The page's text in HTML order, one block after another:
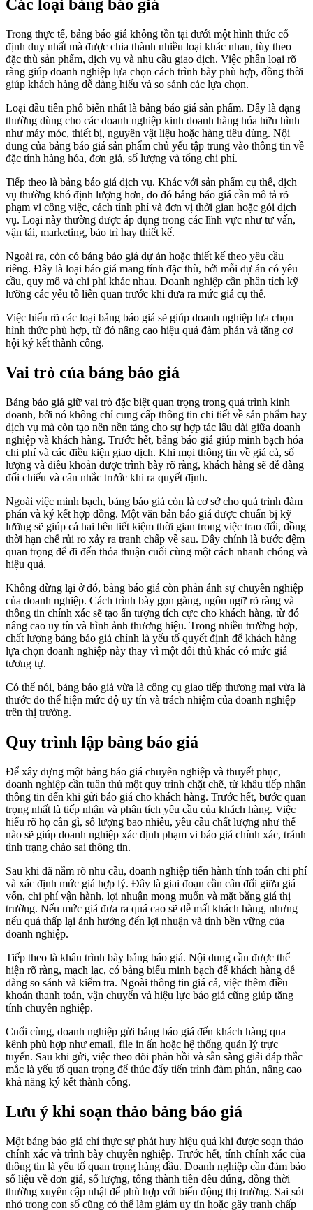
Các loại bảng báo giá
Trong thực tế, bảng báo giá không tồn tại dưới một hình thức cố
định duy nhất mà được chia thành nhiều loại khác nhau, tùy theo
đặc thù sản phẩm, dịch vụ và nhu cầu giao dịch. Việc phân loại rõ
ràng giúp doanh nghiệp lựa chọn cách trình bày phù hợp, đồng thời
giúp khách hàng dễ dàng hiểu và so sánh các lựa chọn.
Loại đầu tiên phổ biến nhất là bảng báo giá sản phẩm. Đây là dạng
thường dùng cho các doanh nghiệp kinh doanh hàng hóa hữu hình
như máy móc, thiết bị, nguyên vật liệu hoặc hàng tiêu dùng. Nội
dung của bảng báo giá sản phẩm chủ yếu tập trung vào thông tin về
đặc tính hàng hóa, đơn giá, số lượng và tổng chi phí.
Tiếp theo là bảng báo giá dịch vụ. Khác với sản phẩm cụ thể, dịch
vụ thường khó định lượng hơn, do đó bảng báo giá cần mô tả rõ
phạm vi công việc, cách tính phí và đơn vị thời gian hoặc gói dịch
vụ. Loại này thường được áp dụng trong các lĩnh vực như tư vấn,
vận tải, marketing, bảo trì hay thiết kế.
Ngoài ra, còn có bảng báo giá dự án hoặc thiết kế theo yêu cầu
riêng. Đây là loại báo giá mang tính đặc thù, bởi mỗi dự án có yêu
cầu, quy mô và chi phí khác nhau. Doanh nghiệp cần phân tích kỹ
lưỡng các yếu tố liên quan trước khi đưa ra mức giá cụ thể.
Việc hiểu rõ các loại bảng báo giá sẽ giúp doanh nghiệp lựa chọn
hình thức phù hợp, từ đó nâng cao hiệu quả đàm phán và tăng cơ
hội ký kết thành công.
Vai trò của bảng báo giá
Bảng báo giá giữ vai trò đặc biệt quan trọng trong quá trình kinh
doanh, bởi nó không chỉ cung cấp thông tin chi tiết về sản phẩm hay
dịch vụ mà còn tạo nên nền tảng cho sự hợp tác lâu dài giữa doanh
nghiệp và khách hàng. Trước hết, bảng báo giá giúp minh bạch hóa
chi phí và các điều kiện giao dịch. Khi mọi thông tin về giá cả, số
lượng và điều khoản được trình bày rõ ràng, khách hàng sẽ dễ dàng
đối chiếu và cân nhắc trước khi ra quyết định.
Ngoài việc minh bạch, bảng báo giá còn là cơ sở cho quá trình đàm
phán và ký kết hợp đồng. Một văn bản báo giá được chuẩn bị kỹ
lưỡng sẽ giúp cả hai bên tiết kiệm thời gian trong việc trao đổi, đồng
thời hạn chế rủi ro xảy ra tranh chấp về sau. Đây chính là bước đệm
quan trọng để đi đến thỏa thuận cuối cùng một cách nhanh chóng và
hiệu quả.
Không dừng lại ở đó, bảng báo giá còn phản ánh sự chuyên nghiệp
của doanh nghiệp. Cách trình bày gọn gàng, ngôn ngữ rõ ràng và
thông tin chính xác sẽ tạo ấn tượng tích cực cho khách hàng, từ đó
nâng cao uy tín và hình ảnh thương hiệu. Trong nhiều trường hợp,
chất lượng bảng báo giá chính là yếu tố quyết định để khách hàng
lựa chọn doanh nghiệp này thay vì một đối thủ khác có mức giá
tương tự.
Có thể nói, bảng báo giá vừa là công cụ giao tiếp thương mại vừa là
thước đo thể hiện mức độ uy tín và trách nhiệm của doanh nghiệp
trên thị trường.
Quy trình lập bảng báo giá
Để xây dựng một bảng báo giá chuyên nghiệp và thuyết phục,
doanh nghiệp cần tuân thủ một quy trình chặt chẽ, từ khâu tiếp nhận
thông tin đến khi gửi báo giá cho khách hàng. Trước hết, bước quan
trọng nhất là tiếp nhận và phân tích yêu cầu của khách hàng. Việc
hiểu rõ họ cần gì, số lượng bao nhiêu, yêu cầu chất lượng như thế
nào sẽ giúp doanh nghiệp xác định phạm vi báo giá chính xác, tránh
tình trạng chào sai thông tin.
Sau khi đã nắm rõ nhu cầu, doanh nghiệp tiến hành tính toán chi phí
và xác định mức giá hợp lý. Đây là giai đoạn cần cân đối giữa giá
vốn, chi phí vận hành, lợi nhuận mong muốn và mặt bằng giá thị
trường. Nếu mức giá đưa ra quá cao sẽ dễ mất khách hàng, nhưng
nếu quá thấp lại ảnh hưởng đến lợi nhuận và tính bền vững của
doanh nghiệp.
Tiếp theo là khâu trình bày bảng báo giá. Nội dung cần được thể
hiện rõ ràng, mạch lạc, có bảng biểu minh bạch để khách hàng dễ
dàng so sánh và kiểm tra. Ngoài thông tin giá cả, việc thêm điều
khoản thanh toán, vận chuyển và hiệu lực báo giá cũng giúp tăng
tính chuyên nghiệp.
Cuối cùng, doanh nghiệp gửi bảng báo giá đến khách hàng qua
kênh phù hợp như email, file in ấn hoặc hệ thống quản lý trực
tuyến. Sau khi gửi, việc theo dõi phản hồi và sẵn sàng giải đáp thắc
mắc là yếu tố quan trọng để thúc đẩy tiến trình đàm phán, nâng cao
khả năng ký kết thành công.
Lưu ý khi soạn thảo bảng báo giá
Một bảng báo giá chỉ thực sự phát huy hiệu quả khi được soạn thảo
chính xác và trình bày chuyên nghiệp. Trước hết, tính chính xác của
thông tin là yếu tố quan trọng hàng đầu. Doanh nghiệp cần đảm bảo
số liệu về đơn giá, số lượng, tổng thành tiền đều đúng, đồng thời
thường xuyên cập nhật để phù hợp với biến động thị trường. Sai sót
nhỏ trong con số cũng có thể làm giảm uy tín hoặc gây tranh chấp